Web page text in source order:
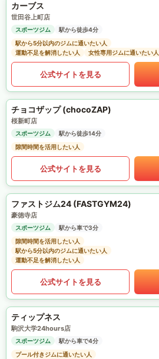
カーブス
世田谷上町店
スポーツジム
駅から徒歩4分
駅から5分以内のジムに通いたい人
運動不足を解消したい人
女性専用ジムに通いたい人
公式サイトを見る
チョコザップ (chocoZAP)
桜新町店
スポーツジム
駅から徒歩14分
隙間時間を活用したい人
公式サイトを見る
ファストジム24 (FASTGYM24)
豪徳寺店
スポーツジム
駅から車で3分
隙間時間を活用したい人
駅から5分以内のジムに通いたい人
運動不足を解消したい人
公式サイトを見る
ティップネス
駒沢大学24hours店
スポーツジム
駅から車で4分
プール付きジムに通いたい人